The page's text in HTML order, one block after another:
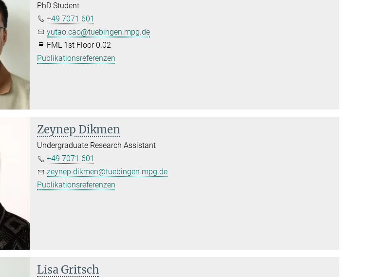
PhD Student
+49 7071 601
yutao.cao@tuebingen.mpg.de
FML 1st Floor 0.02
Publikationsreferenzen
Zeynep Dikmen
Undergraduate Research Assistant
+49 7071 601
zeynep.dikmen@tuebingen.mpg.de
Publikationsreferenzen
Lisa Gritsch